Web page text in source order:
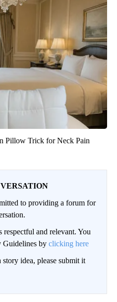
Pillow Trick for Neck Pain
to providing a forum for
respectful and relevant. You
Guidelines by clicking here
idea, please submit it